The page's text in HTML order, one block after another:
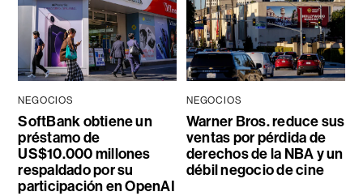
NEGOCIOS
SoftBank obtiene un
préstamo de
US$10.000 millones
respaldado por su
participación en OpenAI
NEGOCIOS
Warner Bros. reduce sus
ventas por pérdida de
derechos de la NBA y un
débil negocio de cine